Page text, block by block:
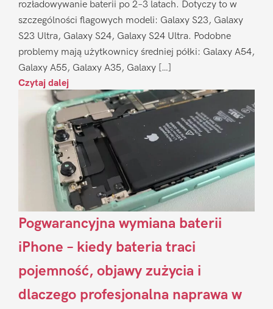
rozładowywanie baterii po 2–3 latach. Dotyczy to w
szczególności flagowych modeli: Galaxy S23, Galaxy
S23 Ultra, Galaxy S24, Galaxy S24 Ultra. Podobne
problemy mają użytkownicy średniej półki: Galaxy A54,
Galaxy A55, Galaxy A35, Galaxy […]
Czytaj dalej
Pogwarancyjna wymiana baterii
iPhone – kiedy bateria traci
pojemność, objawy zużycia i
dlaczego profesjonalna naprawa w